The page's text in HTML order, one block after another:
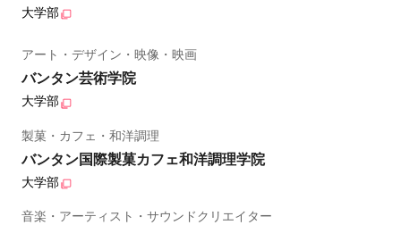
大学部
アート・デザイン・映像・映画
バンタン芸術学院
大学部
製菓・カフェ・和洋調理
バンタン国際製菓カフェ和洋調理学院
大学部
音楽・アーティスト・サウンドクリエイター